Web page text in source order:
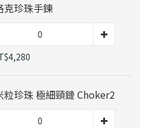
克珍珠手鍊
粒珍珠 極細頸鏈 Choker2